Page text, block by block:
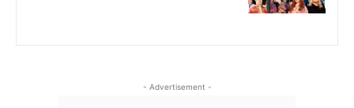
- Advertisement -